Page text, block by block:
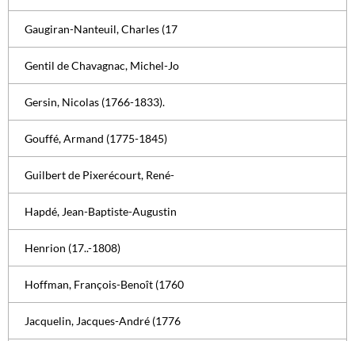
Gaugiran-Nanteuil, Charles (17
Gentil de Chavagnac, Michel-Jo
Gersin, Nicolas (1766-1833).
Gouffé, Armand (1775-1845)
Guilbert de Pixerécourt, René-
Hapdé, Jean-Baptiste-Augustin
Henrion (17..-1808)
Hoffman, François-Benoît (1760
Jacquelin, Jacques-André (1776